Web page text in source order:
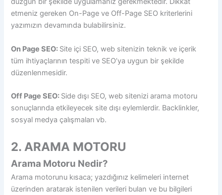
etmeniz gereken On-Page ve Off-Page SEO kriterlerini
yazımızın devamında bulabilirsiniz.
On Page SEO: Site içi SEO, web sitenizin teknik ve içerik
tüm ihtiyaçlarının tespiti ve SEO’ya uygun bir şekilde
düzenlenmesidir.
Off Page SEO: Side dışı SEO, web sitenizi arama motoru
sonuçlarında etkileyecek site dışı eylemlerdir. Backlinkler,
sosyal medya çalışmaları vb.
2. ARAMA MOTORU
Arama Motoru Nedir?
Arama motorunu kısaca; yazdığınız kelimeleri internet
üzerinden aratarak istenilen verileri bulan ve bu bilgileri